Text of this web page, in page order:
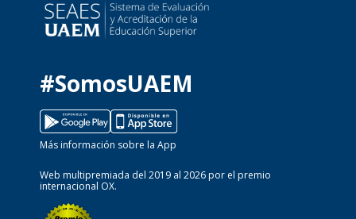
#SomosUAEM
Más información sobre la App
Web multipremiada del 2019 al 2026 por el premio
internacional OX.